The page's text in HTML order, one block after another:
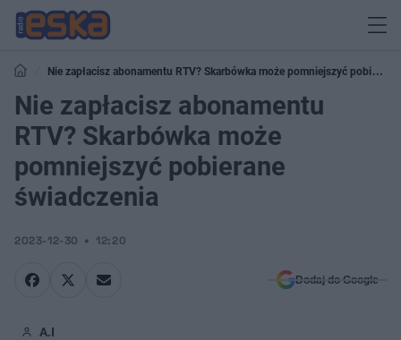
Nie zapłacisz abonamentu RTV? Skarbówka może pomniejszyć pobierane
świadczenia
Nie zapłacisz abonamentu
RTV? Skarbówka może
pomniejszyć pobierane
świadczenia
2023-12-30 12:20
Dodaj do Google
A.I